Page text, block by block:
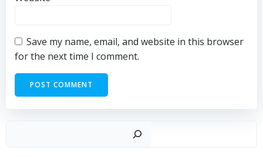
Save my name, email, and website in this browser
for the next time I comment.